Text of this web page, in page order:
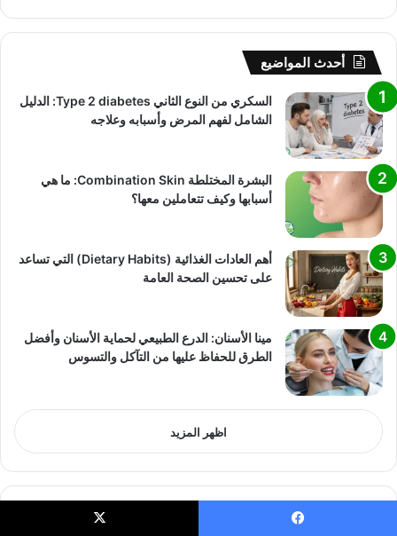
أحدث المواضيع
السكري من النوع الثاني Type 2 diabetes: الدليل
الشامل لفهم المرض وأسبابه وعلاجه
البشرة المختلطة Combination Skin: ما هي
أسبابها وكيف تتعاملين معها؟
أهم العادات الغذائية (Dietary Habits) التي تساعد
على تحسين الصحة العامة
مينا الأسنان: الدرع الطبيعي لحماية الأسنان وأفضل
الطرق للحفاظ عليها من التآكل والتسوس
اظهر المزيد